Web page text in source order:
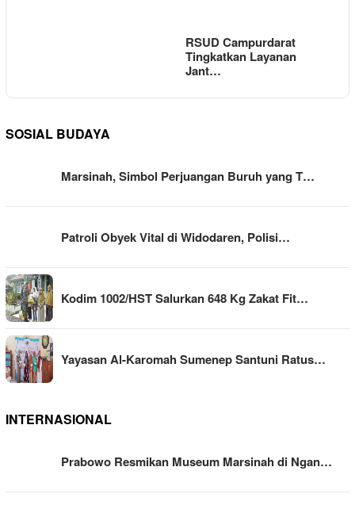
RSUD Campurdarat
Tingkatkan Layanan
Jant…
SOSIAL BUDAYA
Marsinah, Simbol Perjuangan Buruh yang T…
Patroli Obyek Vital di Widodaren, Polisi…
Kodim 1002/HST Salurkan 648 Kg Zakat Fit…
Yayasan Al-Karomah Sumenep Santuni Ratus…
INTERNASIONAL
Prabowo Resmikan Museum Marsinah di Ngan…